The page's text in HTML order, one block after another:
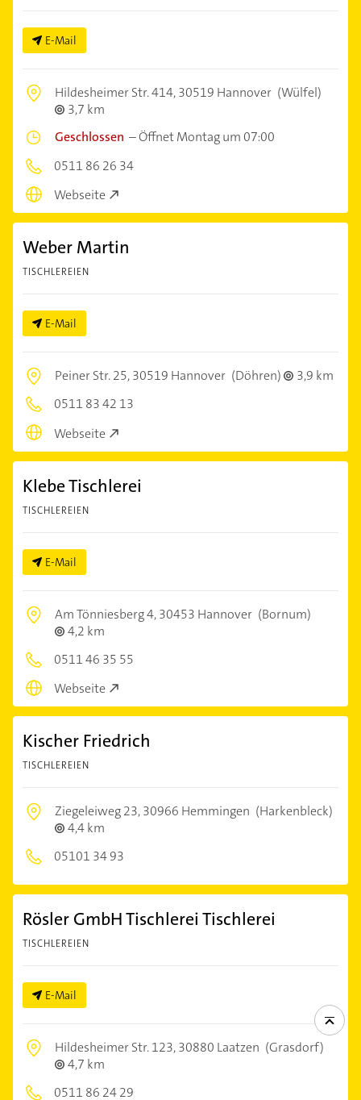
E-Mail
Hildesheimer Str. 414,30519 Hannover (Wülfel)
3,7 km
Geschlossen –Öffnet Montag um 07:00
0511 86 26 34
Webseite
Weber Martin
TISCHLEREIEN
E-Mail
Peiner Str. 25,30519 Hannover (Döhren)
3,9 km
0511 83 42 13
Webseite
Klebe Tischlerei
TISCHLEREIEN
E-Mail
Am Tönniesberg 4,30453 Hannover (Bornum)
4,2 km
0511 46 35 55
Webseite
Kischer Friedrich
TISCHLEREIEN
Ziegeleiweg 23,30966 Hemmingen (Harkenbleck)
4,4 km
05101 34 93
Rösler GmbH Tischlerei Tischlerei
TISCHLEREIEN
E-Mail
Hildesheimer Str. 123,30880 Laatzen (Grasdorf)
4,7 km
0511 86 24 29